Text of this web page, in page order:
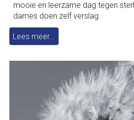
mooie en leerzame dag tegen
dames doen zelf verslag.
Lees meer...